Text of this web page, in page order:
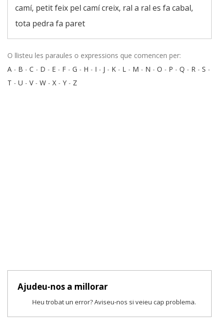
camí, petit feix pel camí creix, ral a ral es fa cabal,
tota pedra fa paret
O llisteu les paraules o expressions que comencen per:
A - B - C - D - E - F - G - H - I - J - K - L - M - N - O - P - Q - R - S -
T - U - V- W - X - Y - Z
Ajudeu-nos a millorar
Heu trobat un error? Aviseu-nos si veieu cap problema.